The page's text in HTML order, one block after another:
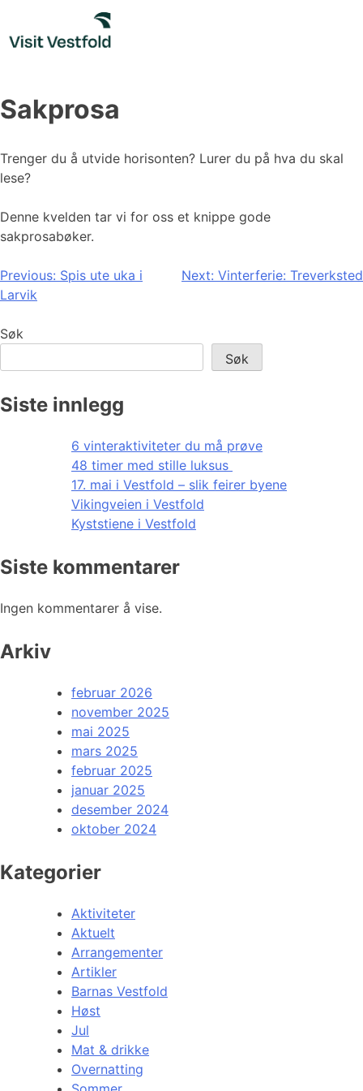
content
Sakprosa
Trenger du å utvide horisonten? Lurer du på hva du skal
lese?
Denne kvelden tar vi for oss et knippe gode
sakprosabøker.
Innleggsnavigasjon
Previous: Spis ute uka i
Larvik
Next: Vinterferie: Treverksted
Søk
Søk
Siste innlegg
6 vinteraktiviteter du må prøve
48 timer med stille luksus
17. mai i Vestfold – slik feirer byene
Vikingveien i Vestfold
Kyststiene i Vestfold
Siste kommentarer
Ingen kommentarer å vise.
Arkiv
februar 2026
november 2025
mai 2025
mars 2025
februar 2025
januar 2025
desember 2024
oktober 2024
Kategorier
Aktiviteter
Aktuelt
Arrangementer
Artikler
Barnas Vestfold
Høst
Jul
Mat & drikke
Overnatting